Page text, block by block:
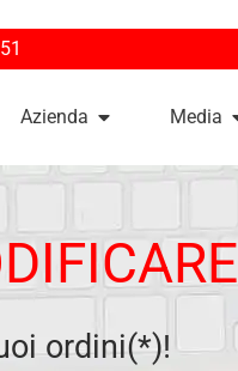
Azienda Media
ordini(*)!